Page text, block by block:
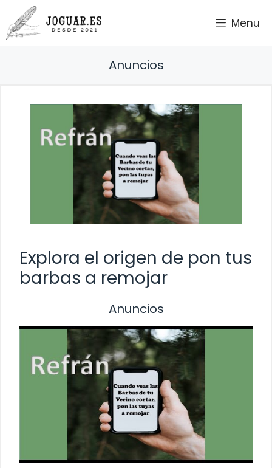
Saltar
al
contenido
Menu
Anuncios
Explora el origen de pon tus
barbas a remojar
Anuncios